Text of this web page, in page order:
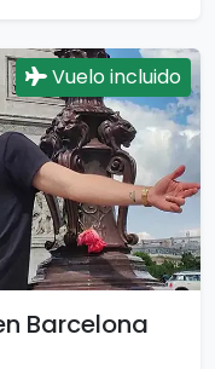
Vuelo incluido
Barcelona